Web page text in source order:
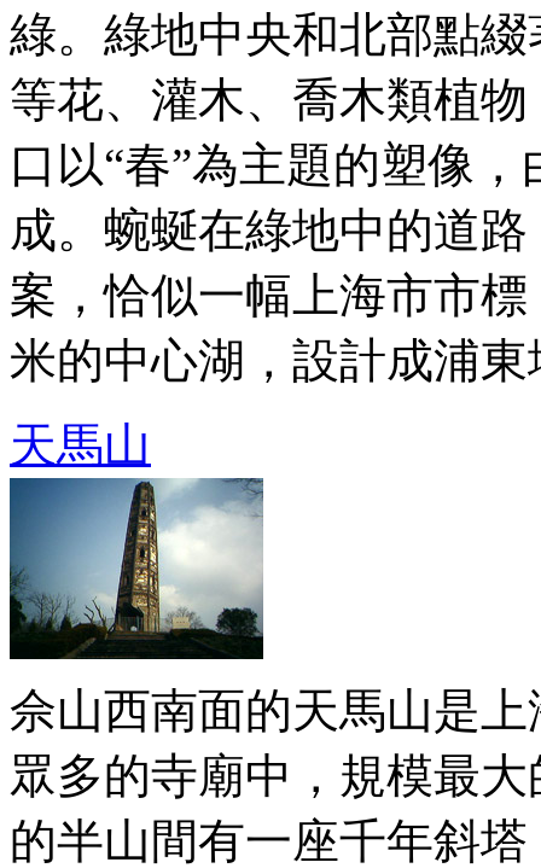
綠。綠地中央和北部點
等花、灌木、喬木類植
口以“春”為主題的塑像
成。蜿蜒在綠地中的道
案，恰似一幅上海市市
米的中心湖，設計成浦東
天馬山
佘山西南面的天馬山是
眾多的寺廟中，規模最
的半山間有一座千年斜